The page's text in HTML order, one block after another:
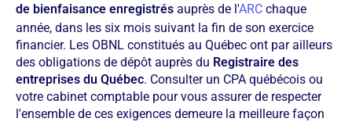
de bienfaisance enregistrés auprès de l'ARC chaque
année, dans les six mois suivant la fin de son exercice
financier. Les OBNL constitués au Québec ont par ailleurs
des obligations de dépôt auprès du Registraire des
entreprises du Québec. Consulter un CPA québécois ou
votre cabinet comptable pour vous assurer de respecter
l'ensemble de ces exigences demeure la meilleure façon